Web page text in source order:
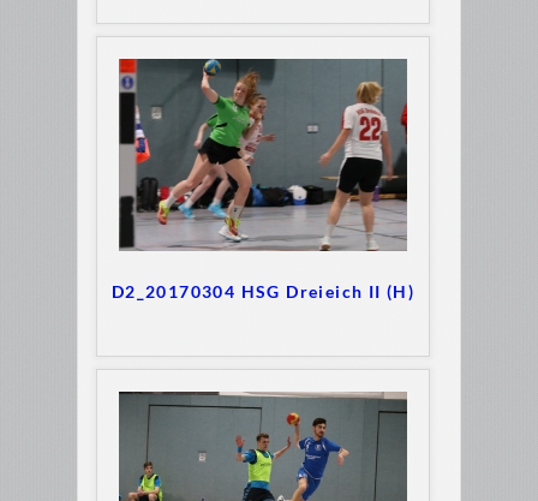
D2_20170304 HSG Dreieich II (H)